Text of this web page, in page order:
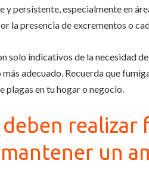
persistente, especialmente en
la presencia de excrementos o
solo indicativos de la necesidad
adecuado. Recuerda que
en tu hogar o negocio.
un